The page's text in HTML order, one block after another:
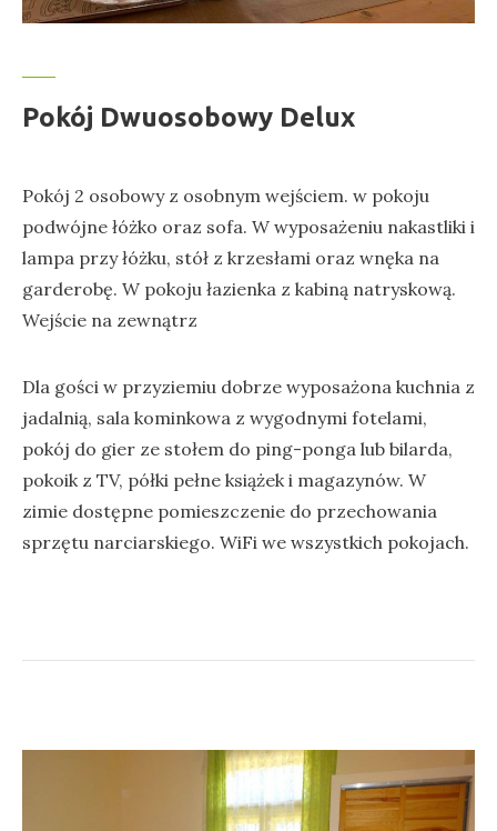
Pokój Dwuosobowy Delux
Pokój 2 osobowy z osobnym wejściem. w pokoju
podwójne łóżko oraz sofa. W wyposażeniu nakastliki i
lampa przy łóżku, stół z krzesłami oraz wnęka na
garderobę. W pokoju łazienka z kabiną natryskową.
Wejście na zewnątrz
Dla gości w przyziemiu dobrze wyposażona kuchnia z
jadalnią, sala kominkowa z wygodnymi fotelami,
pokój do gier ze stołem do ping-ponga lub bilarda,
pokoik z TV, półki pełne książek i magazynów. W
zimie dostępne pomieszczenie do przechowania
sprzętu narciarskiego. WiFi we wszystkich pokojach.